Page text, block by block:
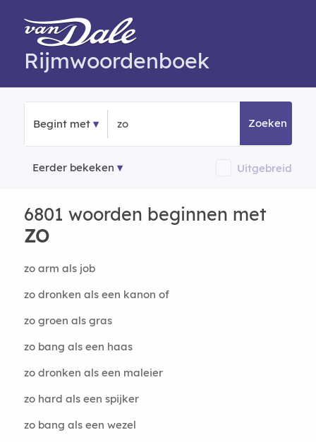
Rijmwoordenboek
Begint met Zoeken
Eerder bekeken Uitgebreid
6801 woorden beginnen met
ZO
zo arm als job
zo dronken als een kanon of
zo groen als gras
zo bang als een haas
zo dronken als een maleier
zo hard als een spijker
zo bang als een wezel